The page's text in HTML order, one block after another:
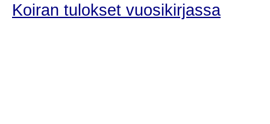
Koiran tulokset vuosikirjassa